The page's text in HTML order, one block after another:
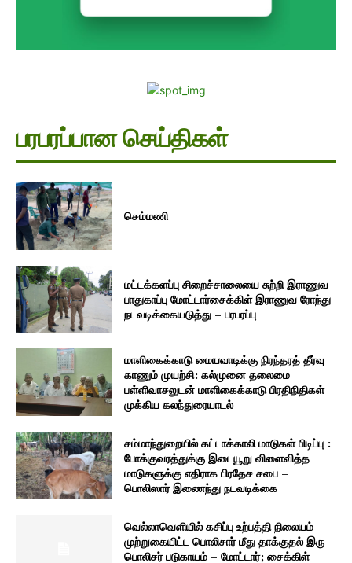
பரபரப்பான செய்திகள்
செம்மணி
மட்டக்களப்பு சிறைச்சாலையை சுற்றி இராணுவ
பாதுகாப்பு மோட்டார்சைக்கிள் இராணுவ ரோந்து
நடவடிக்கையடுத்து – பரபரப்பு
மாளிகைக்காடு மையவாடிக்கு நிரந்தரத் தீர்வு
காணும் முயற்சி: கல்முனை தலைமை
பள்ளிவாசலுடன் மாளிகைக்காடு பிரதிநிதிகள்
முக்கிய கலந்துரையாடல்
சம்மாந்துறையில் கட்டாக்காலி மாடுகள் பிடிப்பு :
போக்குவரத்துக்கு இடையூறு விளைவித்த
மாடுகளுக்கு எதிராக பிரதேச சபை –
பொலிஸார் இணைந்து நடவடிக்கை
வெல்லாவெளியில் கசிப்பு உற்பத்தி நிலையம்
முற்றுகையிட்ட பொலிசார் மீது தாக்குதல் இரு
பொலிசர் படுகாயம் – மோட்டார்; சைக்கிள்